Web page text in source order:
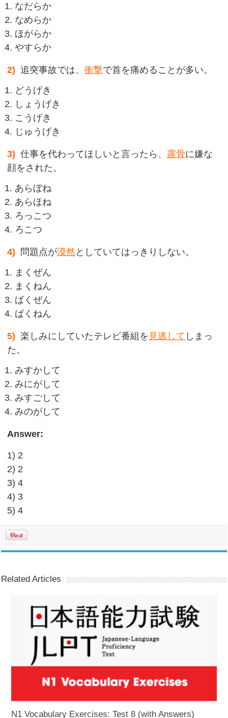
なだらか
なめらか
ほがらか
やすらか
2) 追突事故では、衝撃で首を痛めることが多い。
どうげき
しょうげき
こうげき
じゅうげき
3) 仕事を代わってほしいと言ったら、 露骨に嫌な
顔をされた。
あらぼね
あらほね
ろっこつ
ろこつ
4) 問題点が漠然 としていてはっきりしない。
まくぜん
まくねん
ばくぜん
ばくねん
5) 楽しみにしていたテレビ番組を 見逃して しまっ
た。
みすかして
みにがして
みすごして
みのがして
Answer:
1) 2
2) 2
3) 4
4) 3
5) 4
Related Articles
N1 Vocabulary Exercises: Test 8 (with Answers)